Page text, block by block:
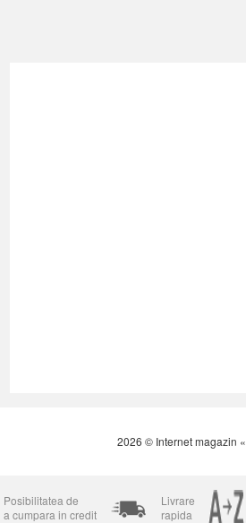
2026 © Internet magazin «
Posibilitatea de
a cumpara in credit
Livrare
rapida